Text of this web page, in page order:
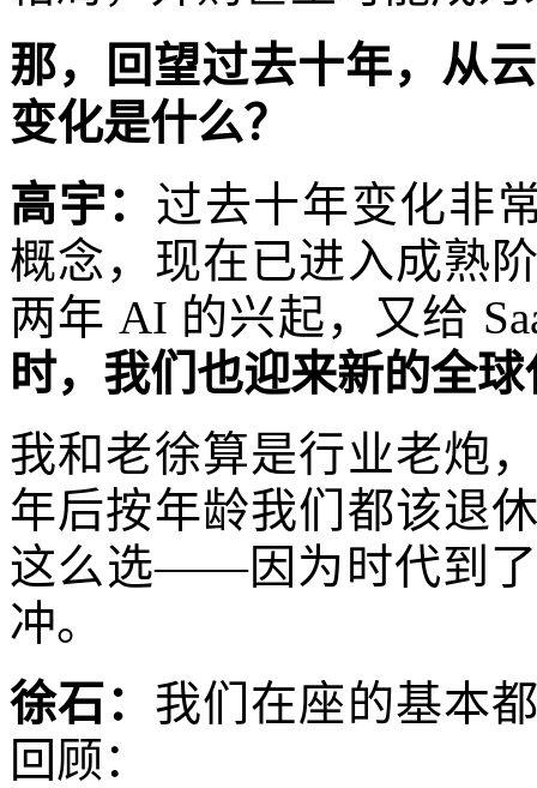
那，回望过去十年，从
变化是什么？
高宇： 过去十年变化非
概念，现在已进入成熟
两年 AI 的兴起，又给
时，我们也迎来新的全
我和老徐算是行业老炮
年后按年龄我们都该退
这么选——因为时代到
冲。
徐石： 我们在座的基本
回顾：